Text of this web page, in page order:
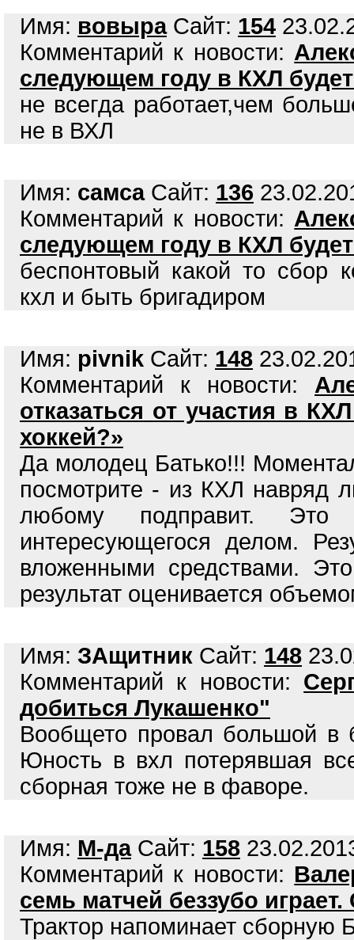
Имя: вовыраСайт: 154
Комментарий к новости:
следующем году в КХЛ
не всегда работает,чем
не в ВХЛ
Имя: самсаСайт: 136
Комментарий к новости:
следующем году в КХЛ
беспонтовый какой то сбор
кхл и быть бригадиром
Имя: pivnik Сайт: 148
Комментарий к новости:
отказаться от участия в
хоккей?»
Да молодец Батько!!!
посмотрите - из КХЛ навряд
любому подправит. Это
интересующегося делом.
вложенными средствами.
результат оценивается
Имя: ЗАщитник Сайт: 148
Комментарий к новости:
добиться Лукашенко"
Вообщето провал большой в
Юность в вхл потерявшая
сборная тоже не в фаворе.
Имя: М-даСайт: 158
Комментарий к новости:
семь матчей беззубо
Трактор напоминает сборную